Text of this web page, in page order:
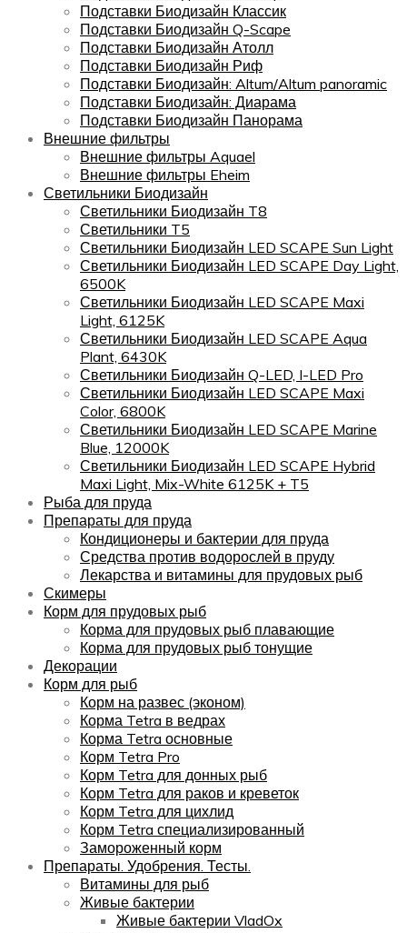
Подставки Биодизайн Классик
Подставки Биодизайн Q-Scape
Подставки Биодизайн Атолл
Подставки Биодизайн Риф
Подставки Биодизайн: Altum/Altum panoramic
Подставки Биодизайн: Диарама
Подставки Биодизайн Панорама
Внешние фильтры
Внешние фильтры Aquael
Внешние фильтры Eheim
Светильники Биодизайн
Светильники Биодизайн T8
Светильники T5
Светильники Биодизайн LED SCAPE Sun Light
Светильники Биодизайн LED SCAPE Day Light,
6500K
Светильники Биодизайн LED SCAPE Maxi
Light, 6125K
Светильники Биодизайн LED SCAPE Aqua
Plant, 6430K
Светильники Биодизайн Q-LED, I-LED Pro
Светильники Биодизайн LED SCAPE Maxi
Color, 6800K
Светильники Биодизайн LED SCAPE Marine
Blue, 12000K
Светильники Биодизайн LED SCAPE Hybrid
Maxi Light, Mix-White 6125K + T5
Рыба для пруда
Препараты для пруда
Кондиционеры и бактерии для пруда
Средства против водорослей в пруду
Лекарства и витамины для прудовых рыб
Скимеры
Корм для прудовых рыб
Корма для прудовых рыб плавающие
Корма для прудовых рыб тонущие
Декорации
Корм для рыб
Корм на развес (эконом)
Корма Tetra в ведрах
Корма Tetra основные
Корм Tetra Pro
Корм Tetra для донных рыб
Корм Tetra для раков и креветок
Корм Tetra для цихлид
Корм Tetra специализированный
Замороженный корм
Препараты. Удобрения. Тесты.
Витамины для рыб
Живые бактерии
Живые бактерии VladOx